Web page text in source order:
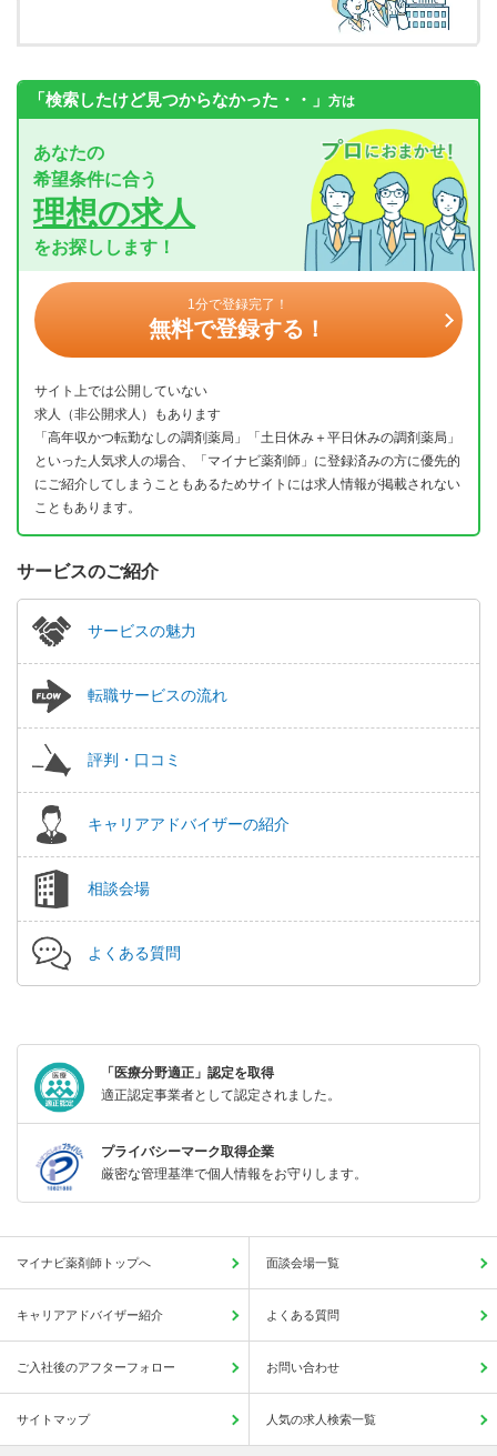
「検索したけど見つからなかった・・」 方は
あなたの
希望条件に合う
理想の求人
をお探しします！
1分で登録完了！
無料で登録する！
サイト上では公開していない
求人（非公開求人）もあります
「高年収かつ転勤なしの調剤薬局」「土日休み＋平日休みの調剤薬局」
といった人気求人の場合、「マイナビ薬剤師」に登録済みの方に優先的
にご紹介してしまうこともあるためサイトには求人情報が掲載されない
こともあります。
サービスのご紹介
サービスの魅力
転職サービスの流れ
評判・口コミ
キャリアアドバイザーの紹介
相談会場
よくある質問
「医療分野適正」認定を取得
適正認定事業者として認定されました。
プライバシーマーク取得企業
厳密な管理基準で個人情報をお守りします。
マイナビ薬剤師トップへ 面談会場一覧
キャリアアドバイザー紹介 よくある質問
ご入社後のアフターフォロー お問い合わせ
サイトマップ 人気の求人検索一覧